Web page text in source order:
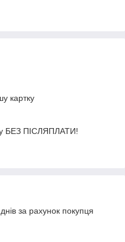
картку
БЕЗ ПІСЛЯПЛАТИ!
за рахунок покупця